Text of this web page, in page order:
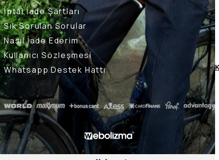
İptal İade Şartları
Sık Sorulan Sorular
Nasıl İade Ederim
Kullanıcı Sözleşmesi
Whatsapp Destek Hattı